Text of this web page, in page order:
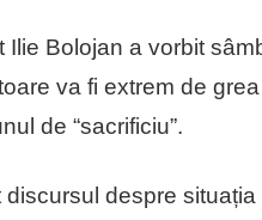
Ilie Bolojan a vorbit
va fi extrem de
de “sacrificiu”.
despre